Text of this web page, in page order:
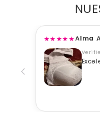
★★★★★Alma